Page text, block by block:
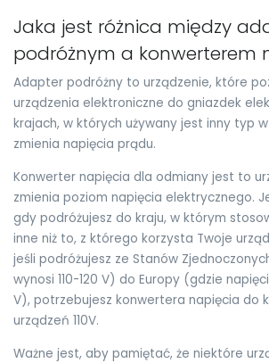
Jaka jest różnica między
podróżnym a konwerterem
Adapter podróżny to urządzenie, które
urządzenia elektroniczne do gniazdek
krajach, w których używany jest inny typ
zmienia napięcia prądu.
Konwerter napięcia dla odmiany jest to
zmienia poziom napięcia elektrycznego.
gdy podróżujesz do kraju, w którym
inne niż to, z którego korzysta Twoje
jeśli podróżujesz ze Stanów
wynosi 110-120 V) do Europy (gdzie
V), potrzebujesz konwertera napięcia do
urządzeń 110V.
Ważne jest, aby pamiętać, że niektóre